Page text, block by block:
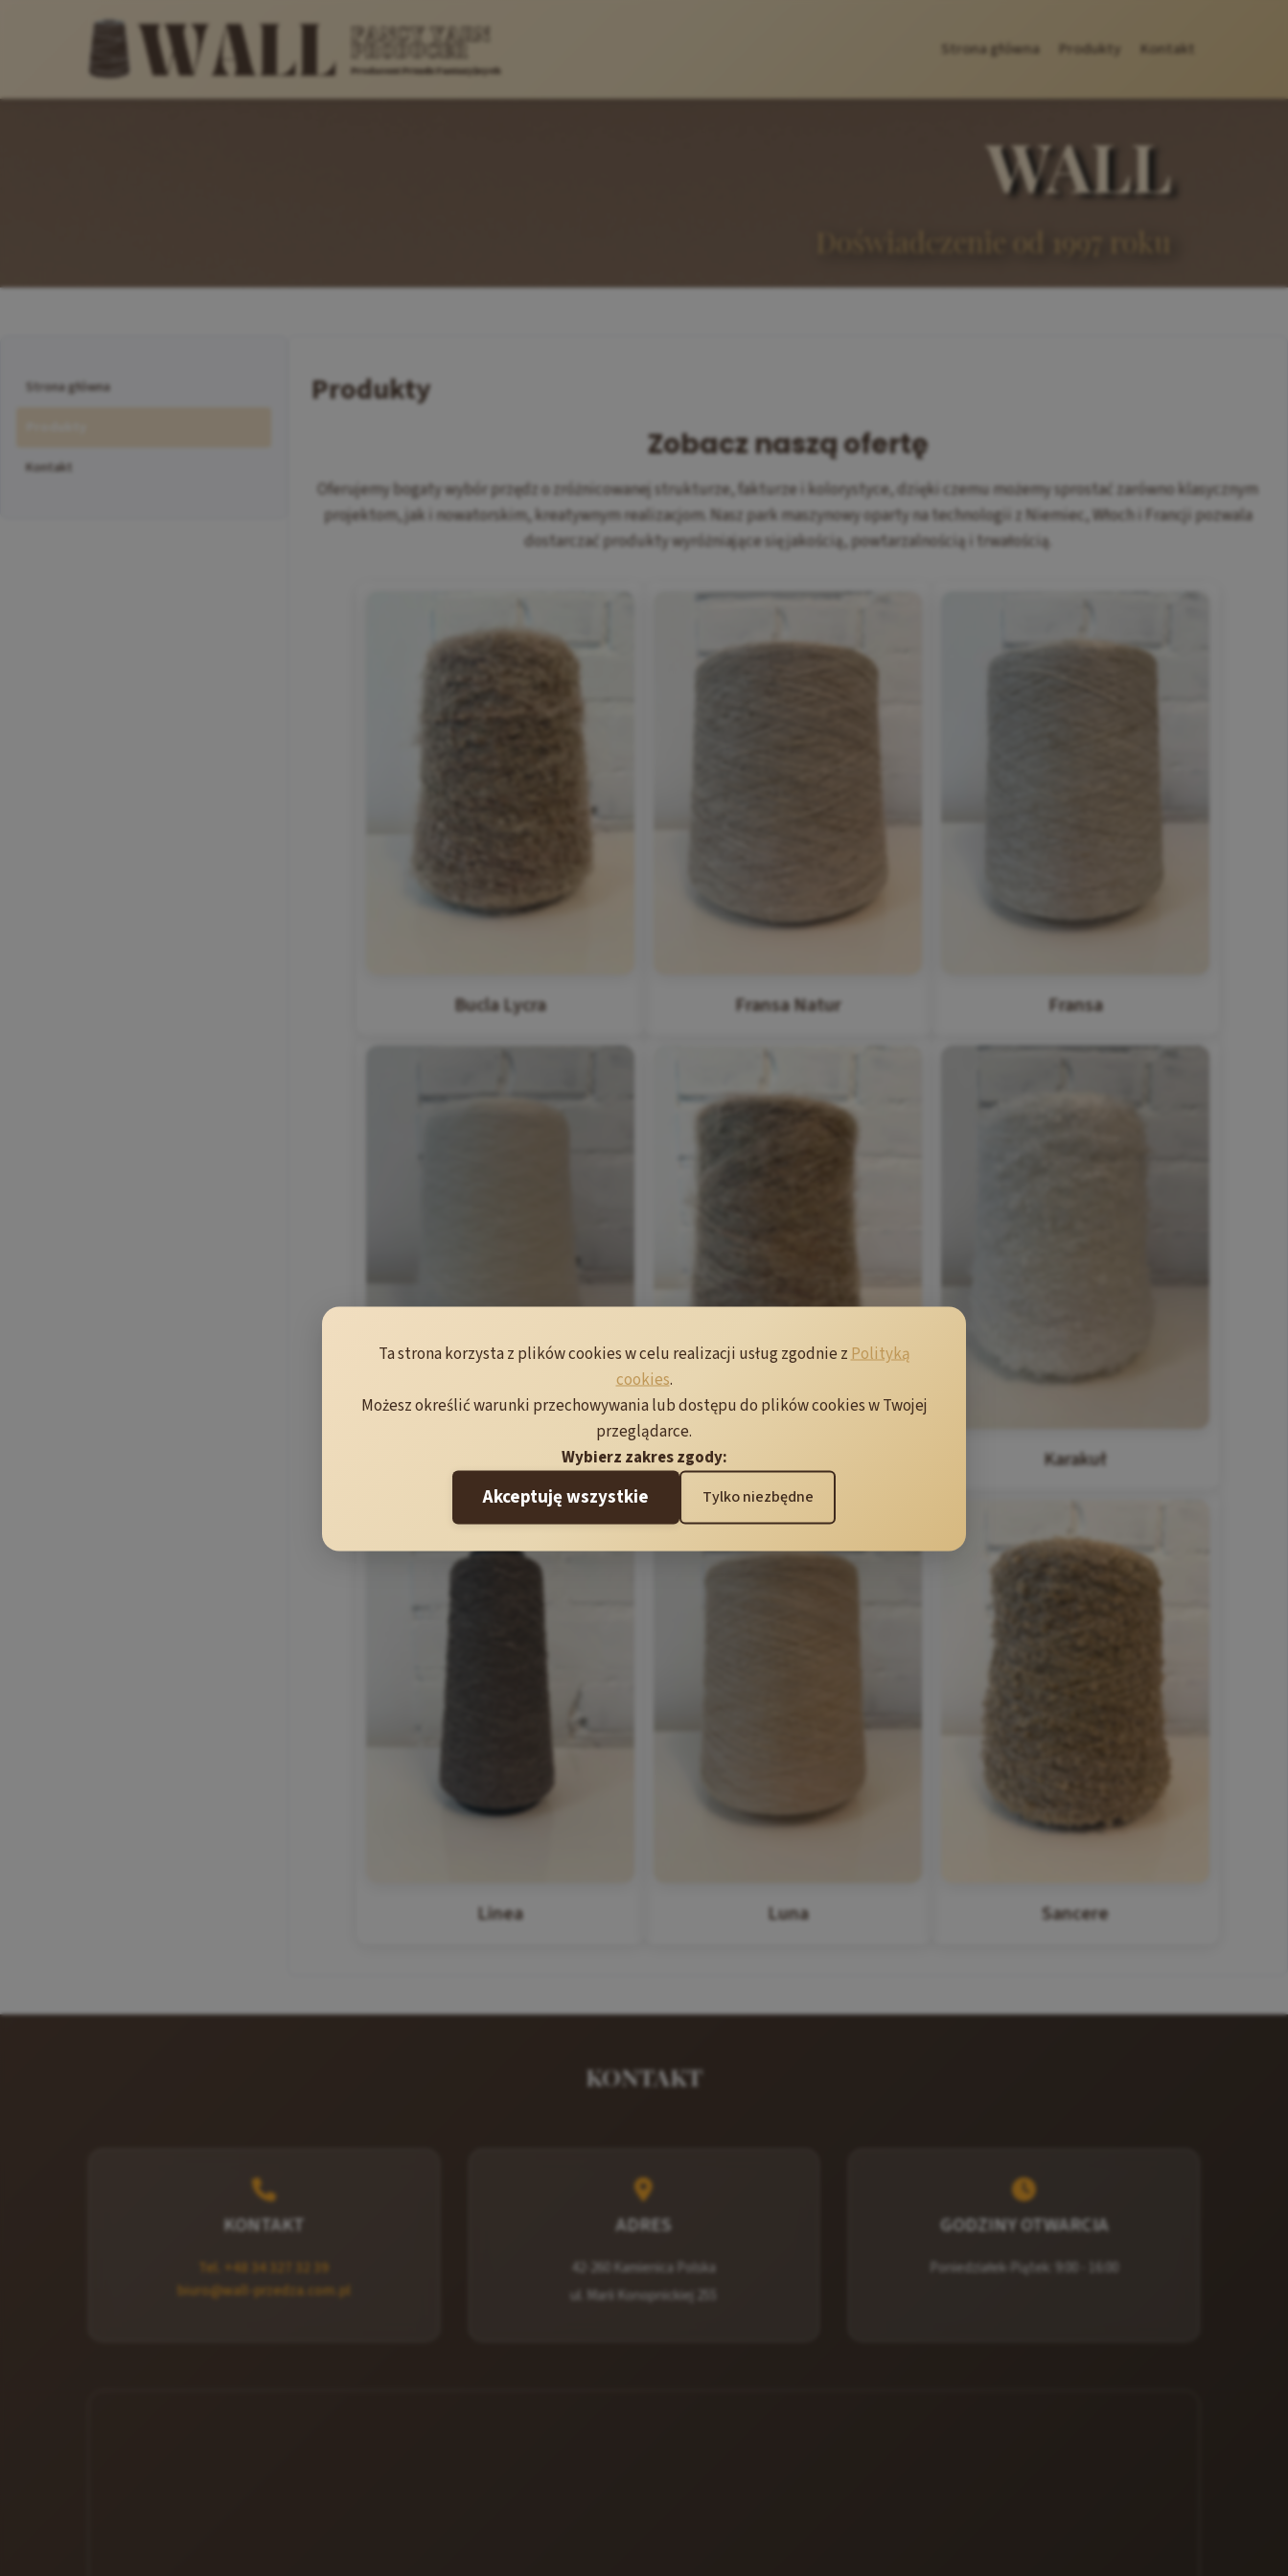
Strona główna Produkty Kontakt
WALL
Strona główna
Kontakt
Produkty
Zobacz naszą ofertę
Oferujemy bogaty wybór przędz o zróżnicowanej strukturze, fakturze i kolorystyce, dzięki czemu możemy sprostać zarówno klasycznym
projektom, jak i nowatorskim, kreatywnym realizacjom. Nasz park maszynowy oparty na technologii z Niemiec, Włoch i Francji pozwala
dostarczać produkty wyróżniające się jakością, powtarzalnością i trwałością.
Bucla Lycra Fransa Natur Fransa
Garzato Merino Karakuł
Linea Luna Sancere
Ta strona korzysta z plików cookies w celu realizacji usług zgodnie zPolityką
cookies.
Możesz określić warunki przechowywania lub dostępu do plików cookies w Twojej
przeglądarce.
Wybierz zakres zgody:
Akceptuję wszystkie Tylko niezbędne
KONTAKT
KONTAKT
Tel. +48 34 327 32 39
biuro@wall-przedza.com.pl
ADRES
42-260 Kamienica Polska
ul. Marii Konopnickiej 255
GODZINY OTWARCIA
Poniedziałek-Piątek: 9:00 - 16:00